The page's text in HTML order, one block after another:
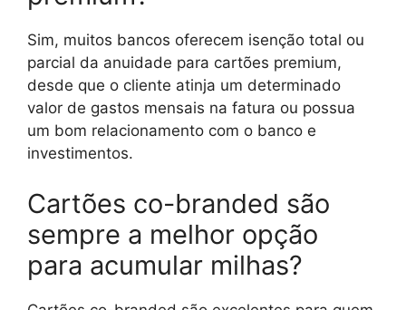
Sim, muitos bancos oferecem isenção total ou
parcial da anuidade para cartões premium,
desde que o cliente atinja um determinado
valor de gastos mensais na fatura ou possua
um bom relacionamento com o banco e
investimentos.
Cartões co-branded são
sempre a melhor opção
para acumular milhas?